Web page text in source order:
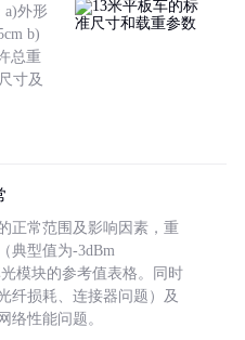
a)外形
b)
总重
寸及
正常范围及影响因素，重
典型值为-3dBm
模块的参考值表格。同时
纤损耗、连接器问题）及
络性能问题。